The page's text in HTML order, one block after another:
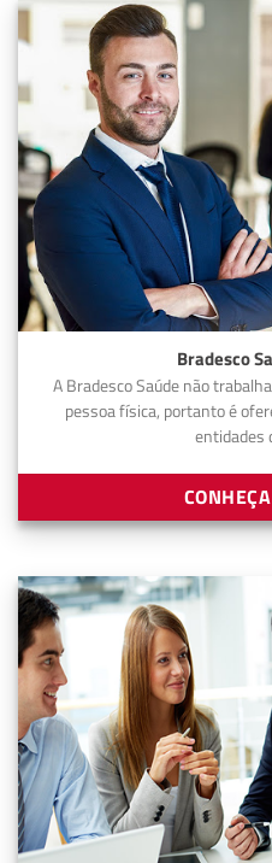
Bradesco
A Bradesco Saúde não
pessoa física, portanto é
entidades